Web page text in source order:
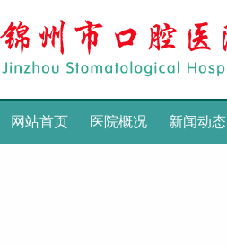
网站首页 医院概况 新闻动态